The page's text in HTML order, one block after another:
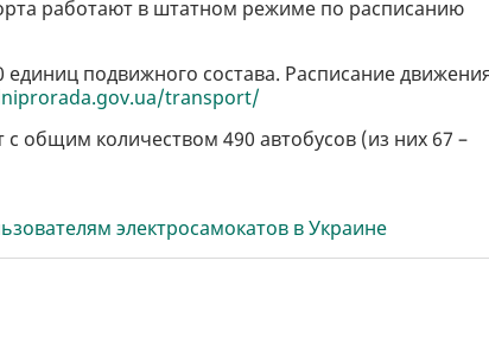
работают в штатном режиме по расписанию
подвижного состава. Расписание
transport/
общим количеством 490 автобусов (из них 67 –
электросамокатов в Украине